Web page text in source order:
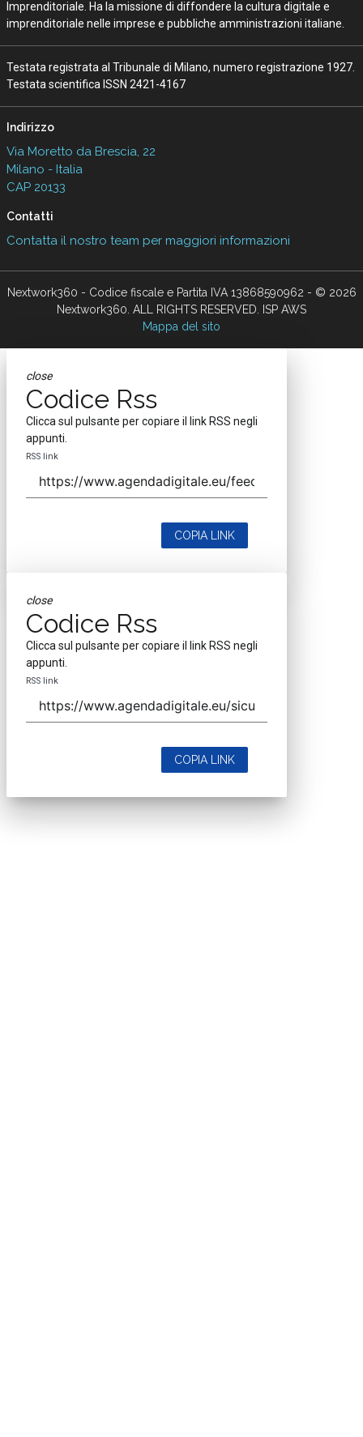
Imprenditoriale. Ha la missione di diffondere la cultura digitale e
imprenditoriale nelle imprese e pubbliche amministrazioni italiane.
Testata registrata al Tribunale di Milano, numero registrazione 1927.
Testata scientifica ISSN 2421-4167
Indirizzo
Via Moretto da Brescia, 22
Milano - Italia
CAP 20133
Contatti
Contatta il nostro team per maggiori informazioni
Nextwork360 - Codice fiscale e Partita IVA 13868590962 - © 2026
Nextwork360. ALL RIGHTS RESERVED. ISP AWS
Mappa del sito
close
Codice Rss
Clicca sul pulsante per copiare il link RSS negli
appunti.
RSS link
COPIA LINK
close
Codice Rss
Clicca sul pulsante per copiare il link RSS negli
appunti.
RSS link
COPIA LINK